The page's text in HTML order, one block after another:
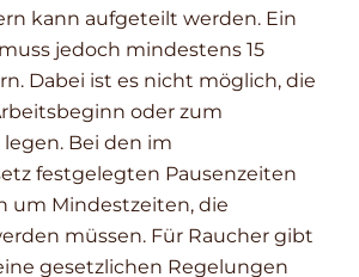
kann aufgeteilt werden. Ein
jedoch mindestens 15
Dabei ist es nicht möglich, die
oder zum
Bei den im
festgelegten Pausenzeiten
um Mindestzeiten, die
müssen. Für Raucher gibt
gesetzlichen Regelungen